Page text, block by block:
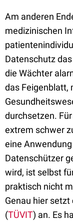
Am anderen
medizinischen
Datenschutz
die Wächter
das Feigenblatt,
durchsetzen.
extrem schwer
eine
Datenschützer
wird, ist selbst
praktisch nicht
Genau hier
(TÜVIT) an. Es